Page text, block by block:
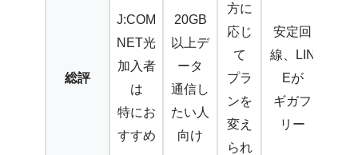
総評
J:COM
NET光
加入者
は
特にお
すすめ
20GB
以上デ
ータ
通信し
たい人
向け
方に
応じ
て
プラ
ンを
変え
られ
安定回
線、LIN
Eが
ギガフ
リー